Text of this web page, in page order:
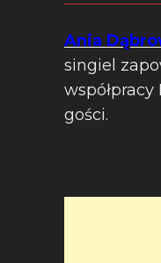
Ania
singiel
gości.